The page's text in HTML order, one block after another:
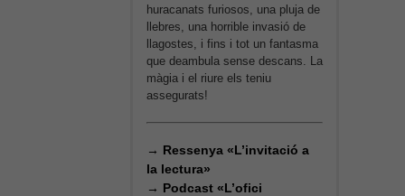
huracanats furiosos, una pluja de
llebres, una horrible invasió de
llagostes, i fins i tot un fantasma
que deambula sense descans. La
màgia i el riure els teniu
assegurats!
→ Ressenya «L’invitació a
la lectura»
→ Podcast «L’ofici